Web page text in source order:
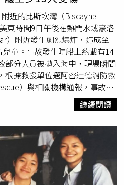
，身邊的人都不在乎這件事，
，卻也意外吸引了20多歲的鮮
目中首度自爆，去年一夜之間被
演藝圈瘋傳她已「退休」，導
至今生活相當艱難。她感性對
，我沒有事請大家放心！」隨後
吹風機使用教學」，讓小S大傻
啦！這有什麼好教的？」
近的比斯坎灣（Biscayne
東時間9日午後在熱門水域豪洛
）附近發生劇烈爆炸，造成至
童。事故發生時船上約載有14
部分人員被拋入海中，現場瞬間
根據救援單位邁阿密達德消防救
）與相關機構通報，事故發
50分，當時多達20多個緊急救
骸與周邊水域中展開搜尋與救援
11名傷患被緊急送往附近醫院治
單位持續後送。雖然官方尚未完
，但多方消息指出，部分乘客傷
與創傷性傷害。其中1名兒童燒
患者燒傷面積高達約30%，情況
傷者出現二級燒傷，需進一步治
繼續閱讀